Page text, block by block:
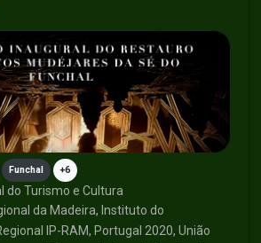
Funchal +6
do Turismo e Cultura
da Madeira, Instituto do
IP-RAM, Portugal 2020, União